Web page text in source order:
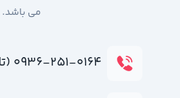
می باشد.
۰۹۳۶-۲۵۱-۰۱۶۴ (تلگرام)